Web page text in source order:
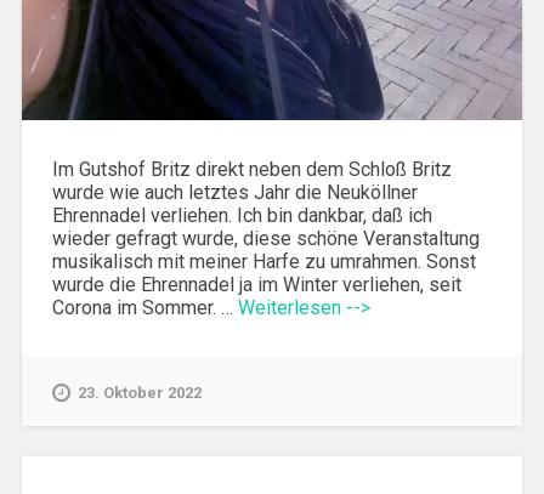
Im Gutshof Britz direkt neben dem Schloß Britz
wurde wie auch letztes Jahr die Neuköllner
Ehrennadel verliehen. Ich bin dankbar, daß ich
wieder gefragt wurde, diese schöne Veranstaltung
musikalisch mit meiner Harfe zu umrahmen. Sonst
wurde die Ehrennadel ja im Winter verliehen, seit
Corona im Sommer. … Weiterlesen -->
23. Oktober 2022